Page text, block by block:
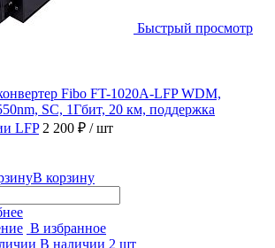
Быстрый просмотр
Fibo FT-1020A-LFP WDM,
SC, 1Гбит, 20 км, поддержка
LFP 2 200 ₽ / шт
В корзину
В избранное
В наличии 2 шт